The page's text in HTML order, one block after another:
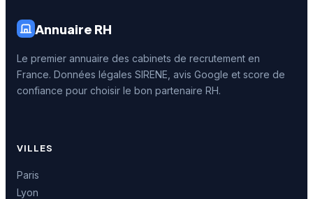
Annuaire RH
Le premier annuaire des cabinets de recrutement en
France. Données légales SIRENE, avis Google et score de
confiance pour choisir le bon partenaire RH.
VILLES
Paris
Lyon